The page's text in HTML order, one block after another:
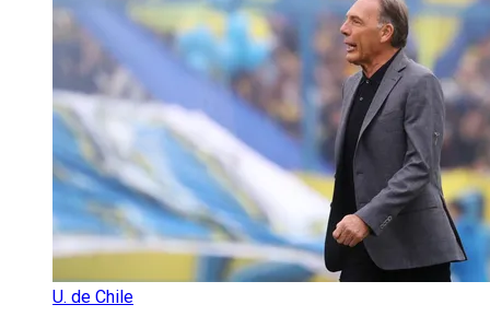
U. de Chile